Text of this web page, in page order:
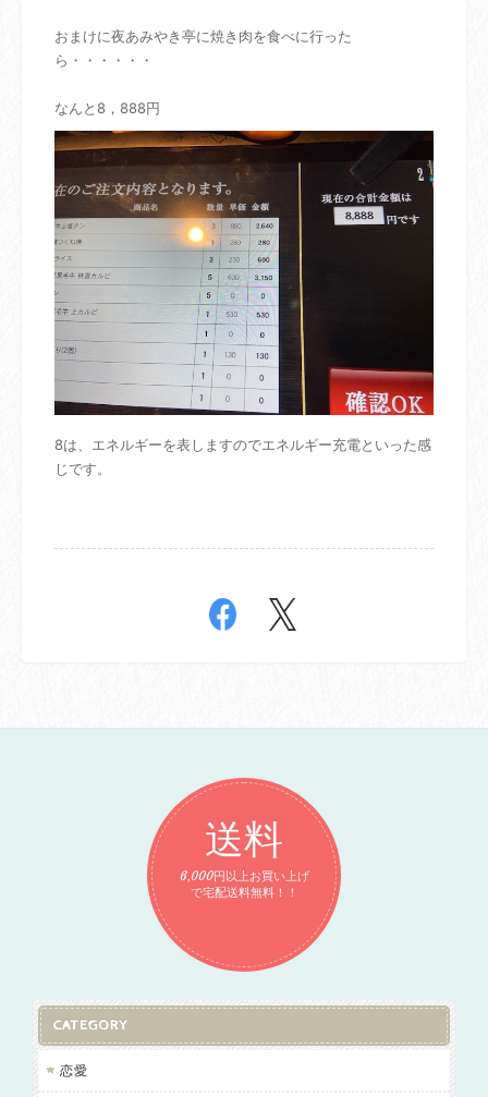
おまけに夜あみやき亭に焼き肉を食べに行った
ら・・・・・・
なんと8，888円
8は、エネルギーを表しますのでエネルギー充電といった感
じです。
送料
6,000円以上お買い上げ
で宅配送料無料！！
CATEGORY
恋愛